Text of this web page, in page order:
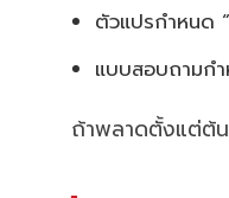
ตัวแปรกำหนด
แบบสอบถามก
ถ้าพลาดตั้งแต่ต้